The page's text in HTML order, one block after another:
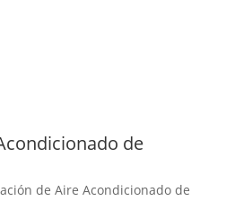
de
de Aire Acondicionado de